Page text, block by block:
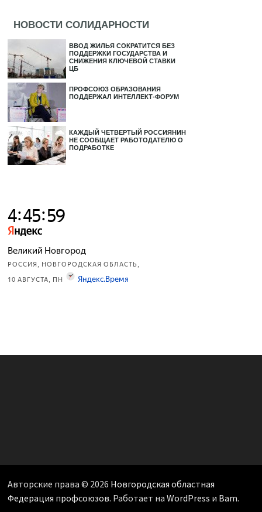
НОВОСТИ СОЛИДАРНОСТИ
ВВОД ЖИЛЬЯ СОКРАТИТСЯ БЕЗ
ПОДДЕРЖКИ ГОСУДАРСТВА И
СНИЖЕНИЯ КЛЮЧЕВОЙ СТАВКИ
ЦБ
ПРОФСОЮЗ ОБРАЗОВАНИЯ
ПОДДЕРЖАЛ ИНТЕЛЛЕКТ-ФОРУМ
КАЖДЫЙ ЧЕТВЕРТЫЙ РОССИЯНИН
НЕ СООБЩАЕТ РАБОТОДАТЕЛЮ О
ПОДРАБОТКЕ
Авторские права © 2026 Новгородская областная
Федерация профсоюзов. Работает наWordPress и Bam.